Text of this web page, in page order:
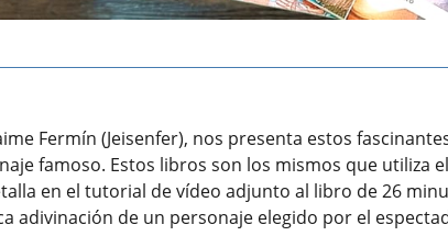
Fermín (Jeisenfer), nos presenta estos
famoso. Estos libros son los mismos que utiliza
en el tutorial de vídeo adjunto al libro de 26
adivinación de un personaje elegido por el